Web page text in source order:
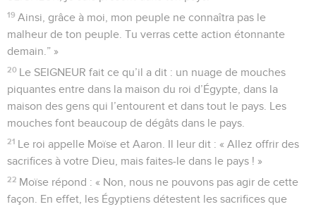
19 Ainsi, grâce à moi, mon peuple ne connaîtra pas le
malheur de ton peuple. Tu verras cette action étonnante
demain.” »
20 Le SEIGNEUR fait ce qu’il a dit : un nuage de mouches
piquantes entre dans la maison du roi d’Égypte, dans la
maison des gens qui l’entourent et dans tout le pays. Les
mouches font beaucoup de dégâts dans le pays.
21 Le roi appelle Moïse et Aaron. Il leur dit : « Allez offrir des
sacrifices à votre Dieu, mais faites-le dans le pays ! »
22 Moïse répond : « Non, nous ne pouvons pas agir de cette
façon. En effet, les Égyptiens détestent les sacrifices que